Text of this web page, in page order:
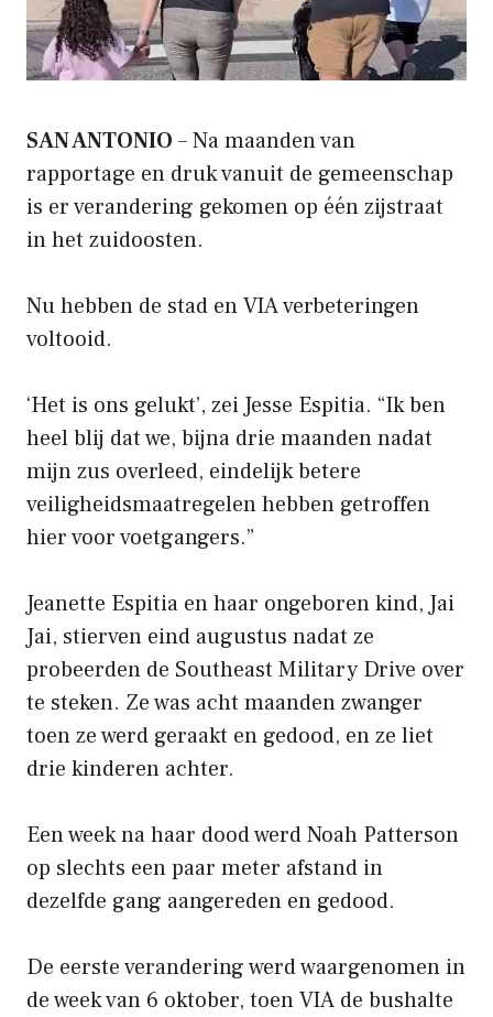
SAN ANTONIO – Na maanden van
rapportage en druk vanuit de gemeenschap
is er verandering gekomen op één zijstraat
in het zuidoosten.
Nu hebben de stad en VIA verbeteringen
voltooid.
‘Het is ons gelukt’, zei Jesse Espitia. “Ik ben
heel blij dat we, bijna drie maanden nadat
mijn zus overleed, eindelijk betere
veiligheidsmaatregelen hebben getroffen
hier voor voetgangers.”
Jeanette Espitia en haar ongeboren kind, Jai
Jai, stierven eind augustus nadat ze
probeerden de Southeast Military Drive over
te steken. Ze was acht maanden zwanger
toen ze werd geraakt en gedood, en ze liet
drie kinderen achter.
Een week na haar dood werd Noah Patterson
op slechts een paar meter afstand in
dezelfde gang aangereden en gedood.
De eerste verandering werd waargenomen in
de week van 6 oktober, toen VIA de bushalte